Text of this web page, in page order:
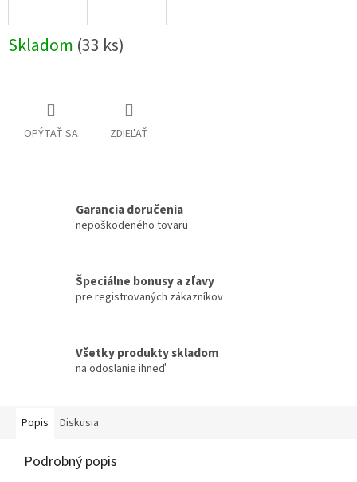
Skladom (33 ks)
OPÝTAŤ SA ZDIEĽAŤ
Garancia doručenia
nepoškodeného tovaru
Špeciálne bonusy a zľavy
pre registrovaných zákazníkov
Všetky produkty skladom
na odoslanie ihneď
Popis Diskusia
Podrobný popis